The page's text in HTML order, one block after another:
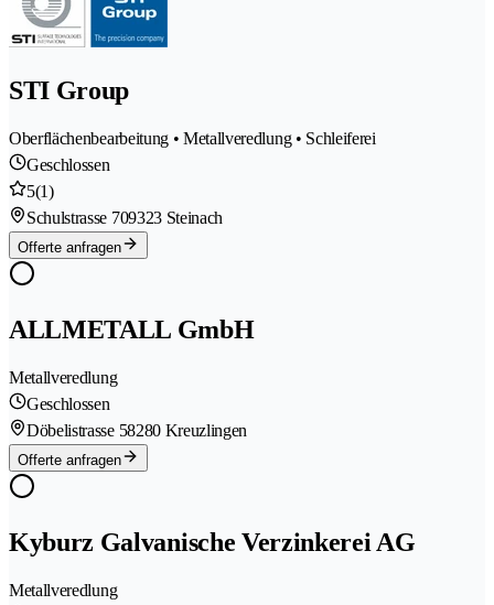
STI Group
Oberflächenbearbeitung • Metallveredlung • Schleiferei
Geschlossen
5(1)
Schulstrasse 709323 Steinach
Offerte anfragen
ALLMETALL GmbH
Metallveredlung
Geschlossen
Döbelistrasse 58280 Kreuzlingen
Offerte anfragen
Kyburz Galvanische Verzinkerei AG
Metallveredlung